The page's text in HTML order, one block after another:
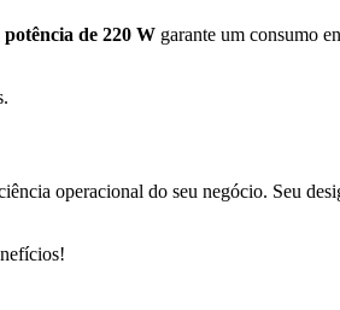
potência de 220 W garante um consumo
operacional do seu negócio. Seu